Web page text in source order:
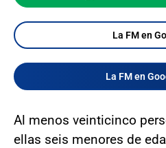
La FM en
La FM en
Al menos veinticinco
ellas seis menores de